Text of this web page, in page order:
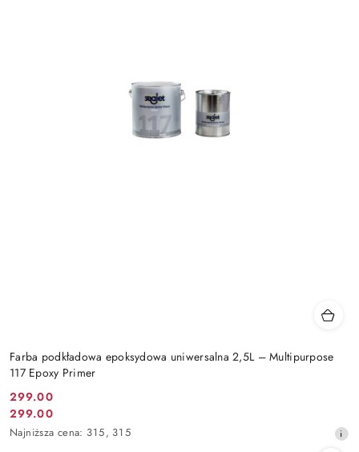
Farba podkładowa epoksydowa uniwersalna 2,5L – Multipurpose
117 Epoxy Primer
Cena
promocyjna:
299.00
Cena
promocyjna:
299.00
Najniższa
Najniższa cena: 315, 315